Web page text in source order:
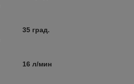
35 град.
16 л/мин